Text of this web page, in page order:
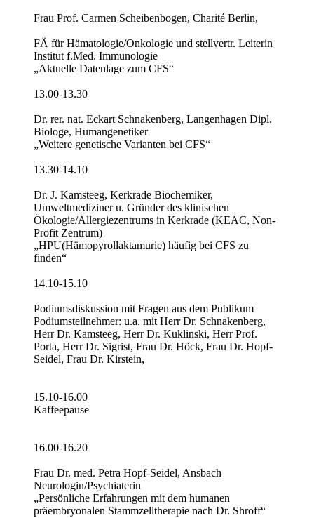
Frau Prof. Carmen Scheibenbogen, Charité Berlin,
FÄ für Hämatologie/Onkologie und stellvertr. Leiterin
Institut f.Med. Immunologie
„Aktuelle Datenlage zum CFS“
13.00-13.30
Dr. rer. nat. Eckart Schnakenberg, Langenhagen Dipl.
Biologe, Humangenetiker
„Weitere genetische Varianten bei CFS“
13.30-14.10
Dr. J. Kamsteeg, Kerkrade Biochemiker,
Umweltmediziner u. Gründer des klinischen
Ökologie/Allergiezentrums in Kerkrade (KEAC, Non-
Profit Zentrum)
„HPU(Hämopyrollaktamurie) häufig bei CFS zu
finden“
14.10-15.10
Podiumsdiskussion mit Fragen aus dem Publikum
Podiumsteilnehmer: u.a. mit Herr Dr. Schnakenberg,
Herr Dr. Kamsteeg, Herr Dr. Kuklinski, Herr Prof.
Porta, Herr Dr. Sigrist, Frau Dr. Höck, Frau Dr. Hopf-
Seidel, Frau Dr. Kirstein,
15.10-16.00
Kaffeepause
16.00-16.20
Frau Dr. med. Petra Hopf-Seidel, Ansbach
Neurologin/Psychiaterin
„Persönliche Erfahrungen mit dem humanen
präembryonalen Stammzelltherapie nach Dr. Shroff“